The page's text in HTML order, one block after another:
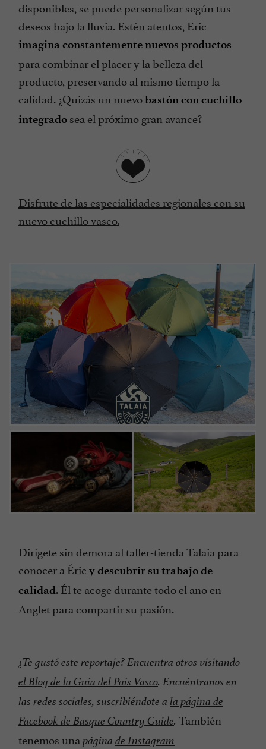
disponibles, se puede personalizar según tus
deseos bajo la lluvia. Estén atentos, Eric
imagina constantemente nuevos productos
para combinar el placer y la belleza del
producto, preservando al mismo tiempo la
calidad. ¿Quizás un nuevobastón con cuchillo
integrado sea el próximo gran avance?
Disfrute de las especialidades regionales con su
nuevo cuchillo vasco.
Dirígete sin demora al taller-tienda Talaia para
conocer a Éric y descubrir su trabajo de
calidad. Él te acoge durante todo el año en
Anglet para compartir su pasión.
¿Te gustó este reportaje? Encuentra otros visitando
el Blog de la Guía del País Vasco. Encuéntranos en
las redes sociales, suscribiéndote a la página de
Facebook de Basque Country Guide. También
tenemos una página de Instagram